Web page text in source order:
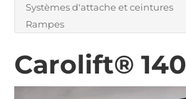
Systèmes d'attache et ceintures
Rampes
Carolift® 140